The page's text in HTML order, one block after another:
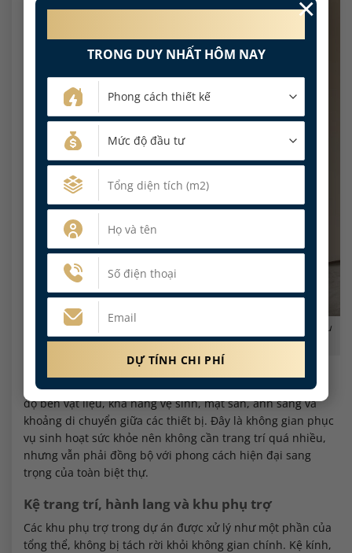
×
TRONG DUY NHẤT HÔM NAY
Phòng gym trong biệt thự với gương lớn, thảm tập, kệ để dụng cụ
thể thao và hệ tủ trang trí phía sau.
Khi thi công phòng gym, Nội Thất Siêu Bền cần chú trọng
độ bền vật liệu, khả năng vệ sinh, mặt sàn, ánh sáng và
khoảng di chuyển giữa các thiết bị. Đây là không gian phục
vụ sinh hoạt sức khỏe nên không cần trang trí quá nhiều,
nhưng vẫn phải đồng bộ với phong cách hiện đại sang
trọng của toàn biệt thự.
Kệ trang trí, hành lang và khu phụ trợ
Các khu phụ trợ trong dự án được xử lý như một phần của
tổng thể, không bị tách rời khỏi không gian chính. Kệ kính,